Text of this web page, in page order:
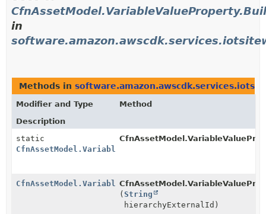
in
Methods in
Modifier and Type
Method
Description
static
CfnAssetModel.VariableValueProperty.Builder
CfnAssetModel.VariableValueProperty.Builder
(String
hierarchyExternalId)